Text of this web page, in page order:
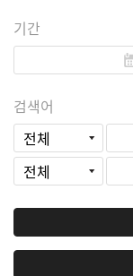
기간
검색어